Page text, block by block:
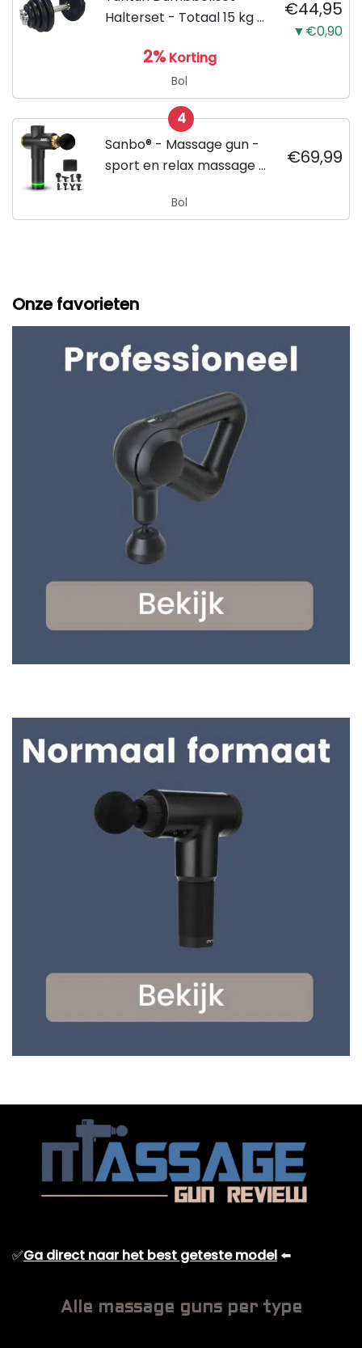
Halterset - Totaal 15 kg -
€44,95
▼€0,90
2% Korting
Bol
4
Sanbo® - Massage gun -
sport en relax massage -
Koffer - inclusief APP
€69,99
Bol
Onze favorieten
✅Ga direct naar het best geteste model ⬅️
Alle massage guns per type